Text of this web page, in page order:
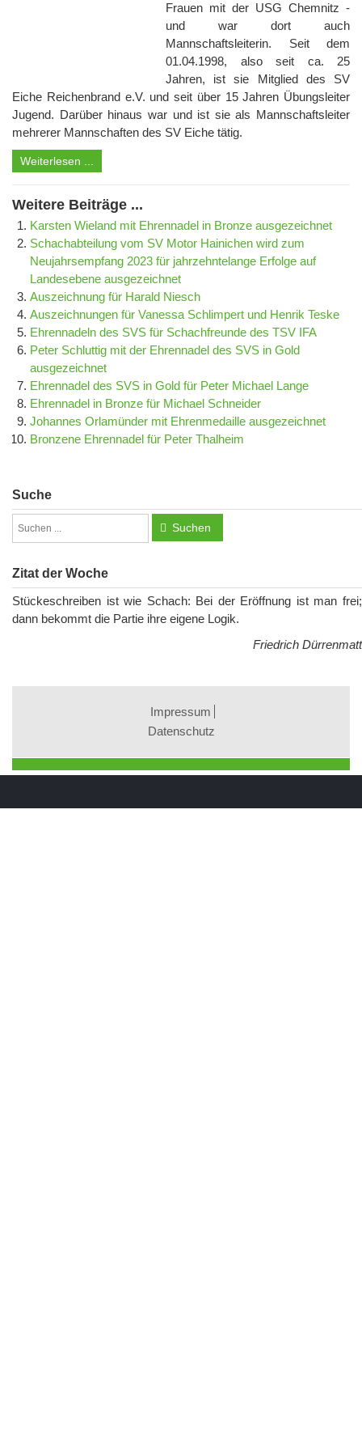
Frauen mit der USG Chemnitz -
und war dort auch
Mannschaftsleiterin. Seit dem
01.04.1998, also seit ca. 25
Jahren, ist sie Mitglied des SV
Eiche Reichenbrand e.V. und seit über 15 Jahren Übungsleiter
Jugend. Darüber hinaus war und ist sie als Mannschaftsleiter
mehrerer Mannschaften des SV Eiche tätig.
Weiterlesen ...
Weitere Beiträge ...
Karsten Wieland mit Ehrennadel in Bronze ausgezeichnet
Schachabteilung vom SV Motor Hainichen wird zum
Neujahrsempfang 2023 für jahrzehntelange Erfolge auf
Landesebene ausgezeichnet
Auszeichnung für Harald Niesch
Auszeichnungen für Vanessa Schlimpert und Henrik Teske
Ehrennadeln des SVS für Schachfreunde des TSV IFA
Peter Schluttig mit der Ehrennadel des SVS in Gold
ausgezeichnet
Ehrennadel des SVS in Gold für Peter Michael Lange
Ehrennadel in Bronze für Michael Schneider
Johannes Orlamünder mit Ehrenmedaille ausgezeichnet
Bronzene Ehrennadel für Peter Thalheim
Suche
Suchen
Zitat der Woche
Stückeschreiben ist wie Schach: Bei der Eröffnung ist man frei;
dann bekommt die Partie ihre eigene Logik.
Friedrich Dürrenmatt
Impressum
Datenschutz